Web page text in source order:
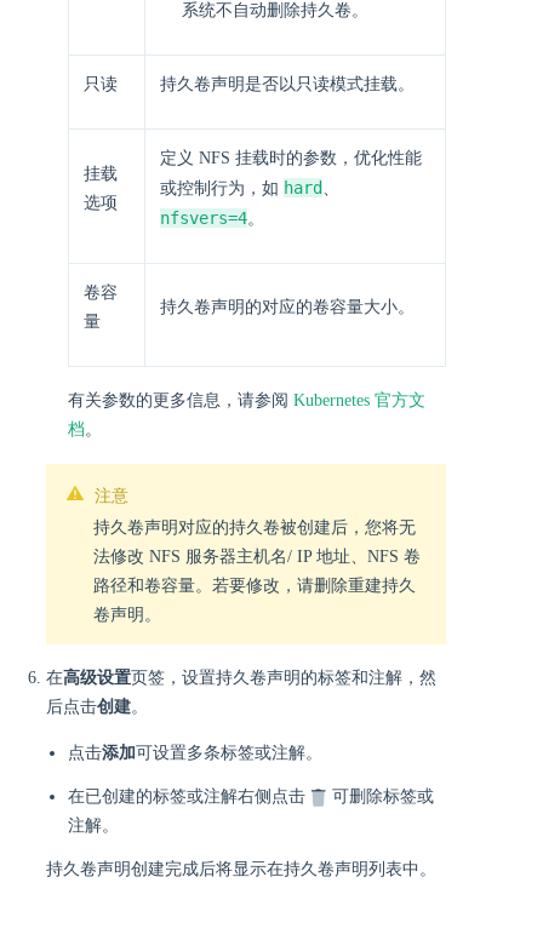
系统不自动删除持久卷。
只读 持久卷声明是否以只读模式挂载。
挂载
选项
定义 NFS 挂载时的参数，优化性能
或控制行为，如 hard 、
nfsvers=4。
卷容
量
持久卷声明的对应的卷容量大小。
有关参数的更多信息，请参阅 Kubernetes 官方文
档。
注意
持久卷声明对应的持久卷被创建后，您将无
法修改 NFS 服务器主机名/ IP 地址、NFS 卷
路径和卷容量。若要修改，请删除重建持久
卷声明。
在高级设置页签，设置持久卷声明的标签和注解，然
后点击创建。
点击添加可设置多条标签或注解。
在已创建的标签或注解右侧点击
可删除标签或
注解。
持久卷声明创建完成后将显示在持久卷声明列表中。